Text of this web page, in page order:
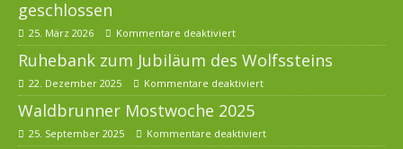
geschlossen
25. März 2026 Kommentare deaktiviert
Ruhebank zum Jubiläum des Wolfssteins
22. Dezember 2025 Kommentare deaktiviert
Waldbrunner Mostwoche 2025
25. September 2025 Kommentare deaktiviert